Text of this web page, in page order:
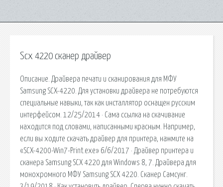
Scx 4220 сканер драйвер
Описание. Драйвера печати и сканирования для МФУ
Samsung SCX-4220. Для установки драйвера не потребуются
специальные навыки, так как инсталлятор оснащен русским
интерфейсом. 12/25/2014 · Сама ссылка на скачивание
находится под словами, написанными красным. Например,
если вы ходите скачать драйвер для принтера, нажмите на
«SCX-4200-Win7-Print.exe» 6/6/2017 · Драйвер принтера и
сканера Samsung SCX 4220 для Windows 8, 7. Драйвера для
монохромного МФУ Samsung SCX 4220. Сканер Самсунг.